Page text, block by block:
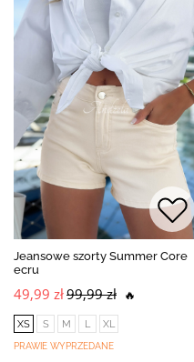
Jeansowe szorty Summer Core
ecru
49,99 zł99,99 zł 🔥
XS S M L XL
PRAWIE WYPRZEDANE